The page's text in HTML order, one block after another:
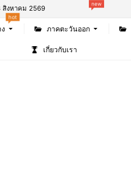
สิงหาคม 2569
hot
ภาคตะวันออก
new
เกี่ยวกับเรา